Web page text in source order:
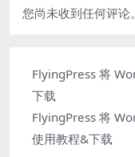
您尚未收到任何评论。
FlyingPress 将
下载
FlyingPress 将
使用教程&下载